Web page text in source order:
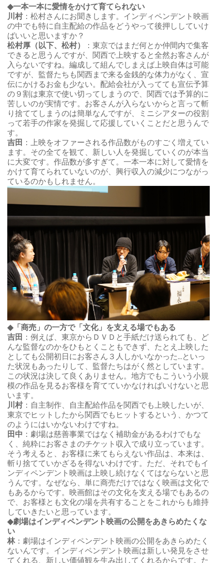
◆一本一本に愛情をかけて育てられない
川村：松村さんにお聞きします。インディペンデント映画
の中でも特に自主配給の作品をどうやって後押ししていけ
ばいいと思いますか？
松村厚（以下、松村）
：東京ではまだ何とか仲間内で集客
できると思うんですが、関西で上映すると全然お客さんが
入らないですね。編成して組んでしまえば上映自体は可能
ですが、監督たちも関西まで来る金銭的な体力がなく、宣
伝にかけるお金も少ない。配給会社が入ってても宣伝予算
の９割は東京で使い切ってしまうので、関西では予算的に
苦しいのが実情です。お客さんが入らないからと言って斬
り捨ててしまうのは簡単なんですが、ミニシアターの役割
って若手の作家を発掘して応援していくことだと思うんで
す。
吉田 ：上映をオファーされる作品数がものすごく増えてい
ます。その全てを観て、新しい人を発掘していくのが本当
に大変です。作品数が多すぎて。一本一本に対して愛情を
かけて育てられていないのが、興行収入の減少につながっ
ているのかもしれません。
◆「商売」の一方で「文化」を支える場でもある
吉田 ：例えば、東京からＤＶＤと手紙だけ送られても、ど
んな監督なのかをひもとくこともできず、たとえ上映した
としても公開初日にお客さん３人しかいなかった...といっ
た状況もあったりして、監督たちはがく然としています。
この状況は決して良くありません。地方でもこういう小規
模の作品を見るお客様を育てていかなければいけないと思
います。
川村：自主制作、自主配給作品を関西でも上映したいが、
東京でヒットしたから関西でもヒットするという、かつて
のようにはいかないわけですね。
田中 ：劇場は慈善事業ではなく補助金があるわけでもな
く、純粋にお客さまのチケット収入で成り立っています。
そう考えると、お客様に来てもらえない作品は、本来は、
斬り捨てていかざるを得ないわけです。ただ、それでもイ
ンディペンデント映画は上映し続けなくてはならないと思
うんです。なぜなら、単に商売だけではなく映画は文化で
もあるからです。映画館はその文化を支える場でもあるの
で、お客様とも文化の場を共有することをこれからも維持
していきたいと思っています。
◆劇場はインディペンデント映画の公開をあきらめたくな
い
林：劇場はインディペンデント映画の公開をあきらめたく
ないんです。インディペンデント映画は新しい発見をさせ
てくれる、新しい価値観を生み出してくれるからです。た